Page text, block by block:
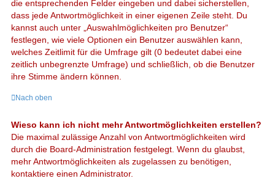
die entsprechenden Felder eingeben und dabei sicherstellen,
dass jede Antwortmöglichkeit in einer eigenen Zeile steht. Du
kannst auch unter „Auswahlmöglichkeiten pro Benutzer“
festlegen, wie viele Optionen ein Benutzer auswählen kann,
welches Zeitlimit für die Umfrage gilt (0 bedeutet dabei eine
zeitlich unbegrenzte Umfrage) und schließlich, ob die Benutzer
ihre Stimme ändern können.
Nach oben
Wieso kann ich nicht mehr Antwortmöglichkeiten erstellen?
Die maximal zulässige Anzahl von Antwortmöglichkeiten wird
durch die Board-Administration festgelegt. Wenn du glaubst,
mehr Antwortmöglichkeiten als zugelassen zu benötigen,
kontaktiere einen Administrator.